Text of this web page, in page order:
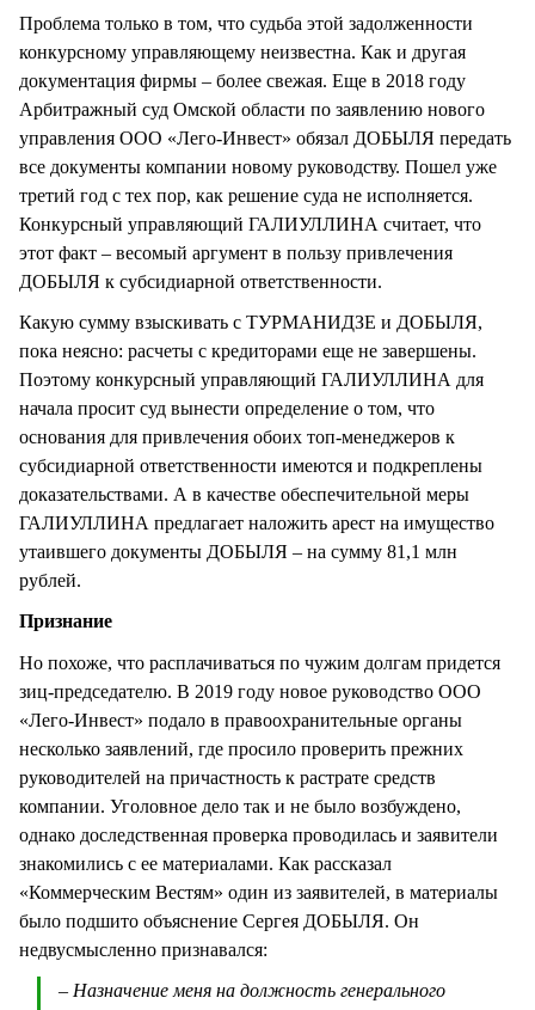
Проблема только в том, что судьба этой задолженности
конкурсному управляющему неизвестна. Как и другая
документация фирмы – более свежая. Еще в 2018 году
Арбитражный суд Омской области по заявлению нового
управления ООО «Лего-Инвест» обязал ДОБЫЛЯ передать
все документы компании новому руководству. Пошел уже
третий год с тех пор, как решение суда не исполняется.
Конкурсный управляющий ГАЛИУЛЛИНА считает, что
этот факт – весомый аргумент в пользу привлечения
ДОБЫЛЯ к субсидиарной ответственности.
Какую сумму взыскивать с ТУРМАНИДЗЕ и ДОБЫЛЯ,
пока неясно: расчеты с кредиторами еще не завершены.
Поэтому конкурсный управляющий ГАЛИУЛЛИНА для
начала просит суд вынести определение о том, что
основания для привлечения обоих топ-менеджеров к
субсидиарной ответственности имеются и подкреплены
доказательствами. А в качестве обеспечительной меры
ГАЛИУЛЛИНА предлагает наложить арест на имущество
утаившего документы ДОБЫЛЯ – на сумму 81,1 млн
рублей.
Признание
Но похоже, что расплачиваться по чужим долгам придется
зиц-председателю. В 2019 году новое руководство ООО
«Лего-Инвест» подало в правоохранительные органы
несколько заявлений, где просило проверить прежних
руководителей на причастность к растрате средств
компании. Уголовное дело так и не было возбуждено,
однако доследственная проверка проводилась и заявители
знакомились с ее материалами. Как рассказал
«Коммерческим Вестям» один из заявителей, в материалы
было подшито объяснение Сергея ДОБЫЛЯ. Он
недвусмысленно признавался:
– Назначение меня на должность генерального